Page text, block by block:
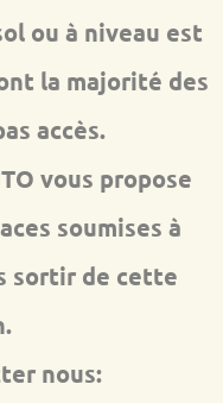
ou à niveau est
la majorité des
accès.
vous propose
soumises à
sortir de cette
nous: